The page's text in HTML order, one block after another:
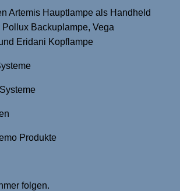
Artemis Hauptlampe als Handheld
Pollux Backuplampe, Vega
Eridani Kopflampe
Produkte
folgen.